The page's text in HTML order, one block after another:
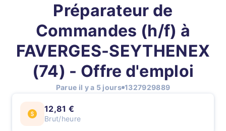
Préparateur de
Commandes (h/f) à
FAVERGES-SEYTHENEX
(74) - Offre d'emploi
Parue il y a 5 jours 1327929889
12,81 €
Brut/heure